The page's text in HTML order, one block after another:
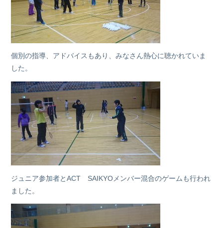
個別の指導、アドバイスもあり、みなさん熱心に聴かれていま
した。
ジュニア参加者とACT SAIKYOメンバー混合のゲームも行われ
ました。